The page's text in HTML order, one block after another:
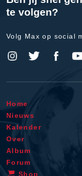
te volgen?
Volg Max op social
Home
Nieuws
Kalender
Over
Album
Forum
Shop